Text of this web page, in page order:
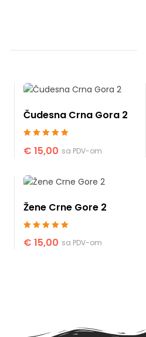
Čudesna Crna Gora 2
od 5
€ 15,00 sa PDV-om
Žene Crne Gore 2
od 5
€ 15,00 sa PDV-om